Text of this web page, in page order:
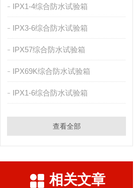
IPX1-4综合防水试验箱
IPX3-6综合防水试验箱
IPX57综合防水试验箱
IPX69K综合防水试验箱
IPX1-6综合防水试验箱
查看全部
相关文章